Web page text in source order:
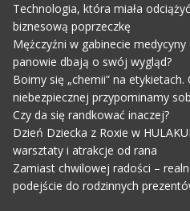
Technologia, która miała
biznesową poprzeczkę
Mężczyźni w gabinecie
panowie dbają o swój wygląd?
Boimy się „chemii” na
niebezpiecznej przypominamy
Czy da się randkować inaczej?
Dzień Dziecka z Roxie w
warsztaty i atrakcje od rana
Zamiast chwilowej radości –
podejście do rodzinnych